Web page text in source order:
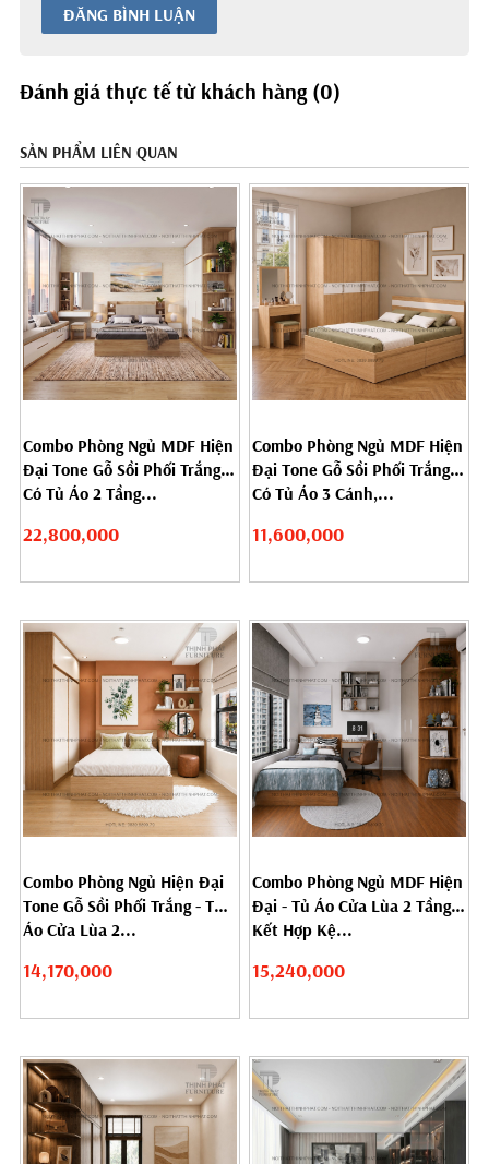
ĐĂNG BÌNH LUẬN
Đánh giá thực tế từ khách hàng (0)
SẢN PHẨM LIÊN QUAN
Combo Phòng Ngủ MDF Hiện
Đại Tone Gỗ Sồi Phối Trắng
Có Tủ Áo 2 Tầng...
22,800,000
Combo Phòng Ngủ MDF Hiện
Đại Tone Gỗ Sồi Phối Trắng
Có Tủ Áo 3 Cánh,...
11,600,000
Combo Phòng Ngủ Hiện Đại
Tone Gỗ Sồi Phối Trắng - Tủ
Áo Cửa Lùa 2...
14,170,000
Combo Phòng Ngủ MDF Hiện
Đại - Tủ Áo Cửa Lùa 2 Tầng
Kết Hợp Kệ...
15,240,000